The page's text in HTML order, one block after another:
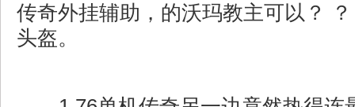
传奇外挂辅助，的沃玛教主可以？
头盔。